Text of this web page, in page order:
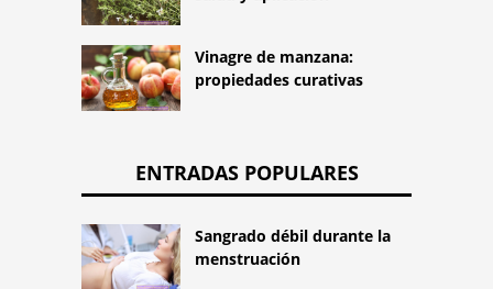
Vinagre de manzana:
propiedades curativas
ENTRADAS POPULARES
Sangrado débil durante la
menstruación